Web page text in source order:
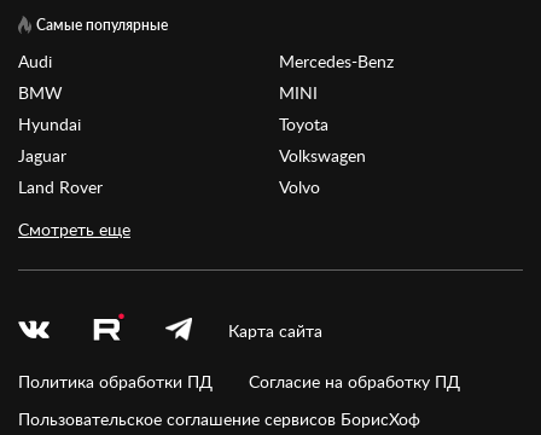
Самые популярные
Audi
BMW
Hyundai
Jaguar
Land Rover
Mercedes-Benz
MINI
Toyota
Volkswagen
Volvo
Смотреть еще
Карта сайта
Политика обработки ПД
Согласие на обработку ПД
Пользовательское соглашение сервисов БорисХоф